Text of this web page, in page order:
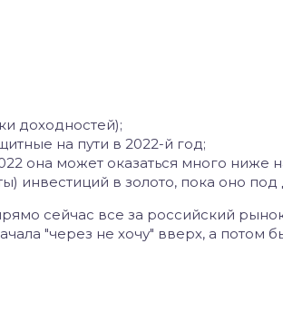
доходностей);
на пути в 2022-й год;
она может оказаться много ниже
инвестиций в золото, пока оно
сейчас все за российский
"через не хочу" вверх, а потом